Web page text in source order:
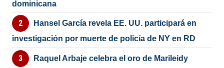
dominicana
Hansel García revela EE. UU. participará en
investigación por muerte de policía de NY en RD
Raquel Arbaje celebra el oro de Marileidy